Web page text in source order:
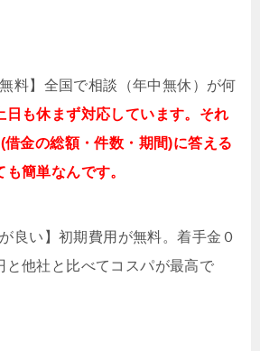
料】全国で相談（年中無休）が何
日も休まず対応しています。それ
金の総額・件数・期間)に答える
簡単なんです。
良い】初期費用が無料。着手金０
と他社と比べてコスパが最高で